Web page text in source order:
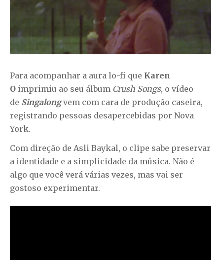
Para acompanhar a aura lo-fi que Karen
O imprimiu ao seu álbum Crush Songs, o vídeo
de Singalong vem com cara de produção caseira,
registrando pessoas desapercebidas por Nova
York.
Com direção de Asli Baykal, o clipe sabe preservar
a identidade e a simplicidade da música. Não é
algo que você verá várias vezes, mas vai ser
gostoso experimentar.